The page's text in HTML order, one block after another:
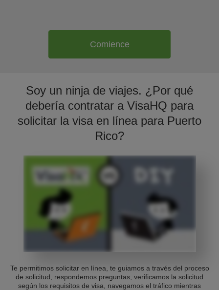
Comience
Soy un ninja de viajes. ¿Por qué
debería contratar a VisaHQ para
solicitar la visa en línea para Puerto
Rico?
Te permitimos solicitar en línea, te guiamos a través del proceso
de solicitud, respondemos preguntas, verificamos la solicitud
según los requisitos de visa, navegamos el tráfico mientras